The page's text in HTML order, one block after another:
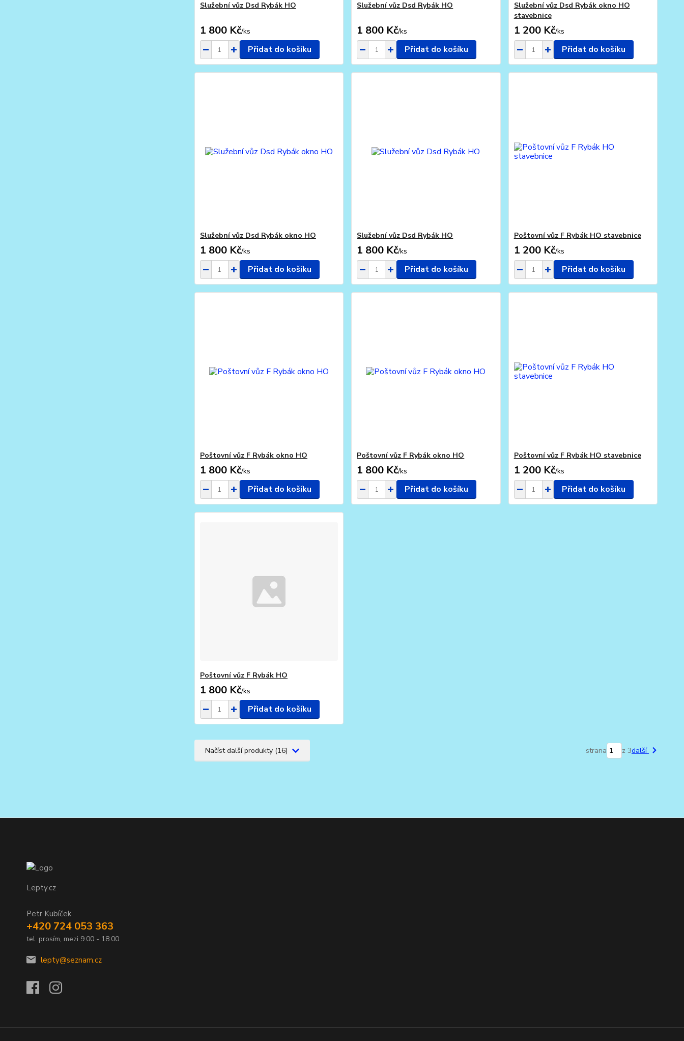
Služební vůz Dsd Rybák HO
1 800 Kč/ks
Přidat do košíku
Služební vůz Dsd Rybák HO
1 800 Kč/ks
Přidat do košíku
Služební vůz Dsd Rybák okno HO
stavebnice
1 200 Kč/ks
Přidat do košíku
Služební vůz Dsd Rybák okno HO
1 800 Kč/ks
Přidat do košíku
Služební vůz Dsd Rybák HO
1 800 Kč/ks
Přidat do košíku
Poštovní vůz F Rybák HO stavebnice
1 200 Kč/ks
Přidat do košíku
Poštovní vůz F Rybák okno HO
1 800 Kč/ks
Přidat do košíku
Poštovní vůz F Rybák okno HO
1 800 Kč/ks
Přidat do košíku
Poštovní vůz F Rybák HO stavebnice
1 200 Kč/ks
Přidat do košíku
Poštovní vůz F Rybák HO
1 800 Kč/ks
Přidat do košíku
Načíst další produkty (16) strana z 3další
Lepty.cz
Petr Kubíček
+420 724 053 363
tel. prosím, mezi 9.00 - 18.00
lepty@seznam.cz